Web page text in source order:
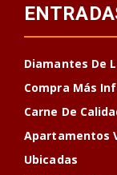
Diamantes De
Compra Más
Carne De
Apartamentos
Ubicadas